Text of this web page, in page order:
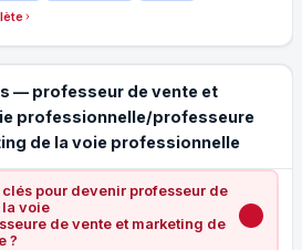
— professeur de vente et
professionnelle/professeure
de la voie professionnelle
pour devenir professeur de
la voie
de vente et marketing de
?